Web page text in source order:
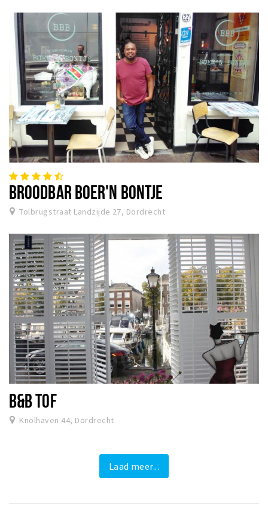
BROODBAR BOER'N BONTJE
Tolbrugstraat Landzijde 27, Dordrecht
B&B TOF
Knolhaven 44, Dordrecht
Laad meer...